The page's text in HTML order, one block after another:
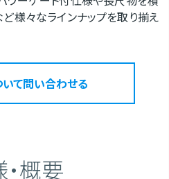
様々なラインナップを取り揃え
て問い合わせる
概要